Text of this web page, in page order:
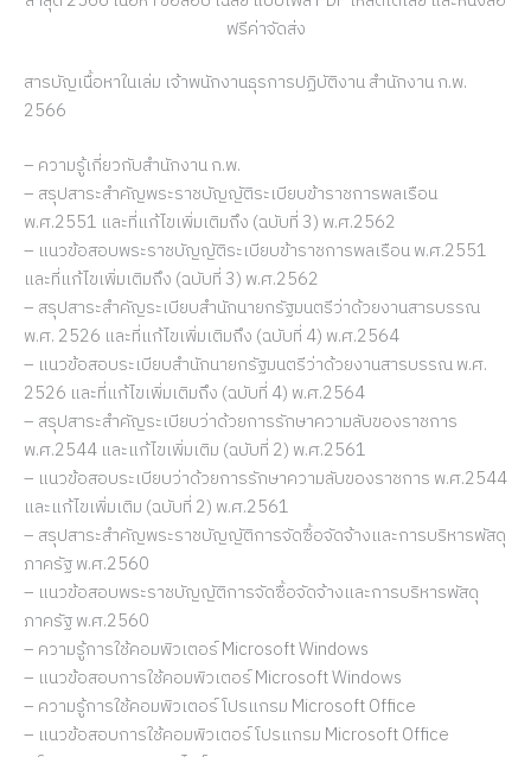
ฟรีค่าจัดส่ง
สารบัญเนื้อหาในเล่ม เจ้าพนักงานธุรการปฏิบัติงาน สำนักงาน ก.พ.
2566
– ความรู้เกี่ยวกับสำนักงาน ก.พ.
– สรุปสาระสำคัญพระราชบัญญัติระเบียบข้าราชการพลเรือน
พ.ศ.2551 และที่แก้ไขเพิ่มเติมถึง (ฉบับที่ 3) พ.ศ.2562
– แนวข้อสอบพระราชบัญญัติระเบียบข้าราชการพลเรือน พ.ศ.2551
และที่แก้ไขเพิ่มเติมถึง (ฉบับที่ 3) พ.ศ.2562
– สรุปสาระสำคัญระเบียบสำนักนายกรัฐมนตรีว่าด้วยงานสารบรรณ
พ.ศ. 2526 และที่แก้ไขเพิ่มเติมถึง (ฉบับที่ 4) พ.ศ.2564
– แนวข้อสอบระเบียบสำนักนายกรัฐมนตรีว่าด้วยงานสารบรรณ พ.ศ.
2526 และที่แก้ไขเพิ่มเติมถึง (ฉบับที่ 4) พ.ศ.2564
– สรุปสาระสำคัญระเบียบว่าด้วยการรักษาความลับของราชการ
พ.ศ.2544 และแก้ไขเพิ่มเติม (ฉบับที่ 2) พ.ศ.2561
– แนวข้อสอบระเบียบว่าด้วยการรักษาความลับของราชการ พ.ศ.2544
และแก้ไขเพิ่มเติม (ฉบับที่ 2) พ.ศ.2561
– สรุปสาระสำคัญพระราชบัญญัติการจัดซื้อจัดจ้างและการบริหารพัสดุ
ภาครัฐ พ.ศ.2560
– แนวข้อสอบพระราชบัญญัติการจัดซื้อจัดจ้างและการบริหารพัสดุ
ภาครัฐ พ.ศ.2560
– ความรู้การใช้คอมพิวเตอร์ Microsoft Windows
– แนวข้อสอบการใช้คอมพิวเตอร์ Microsoft Windows
– ความรู้การใช้คอมพิวเตอร์ โปรแกรม Microsoft Office
– แนวข้อสอบการใช้คอมพิวเตอร์ โปรแกรม Microsoft Office